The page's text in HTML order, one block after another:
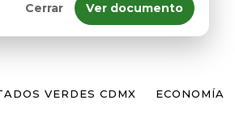
Cerrar Ver documento
VERDES CDMX ECONOMÍA